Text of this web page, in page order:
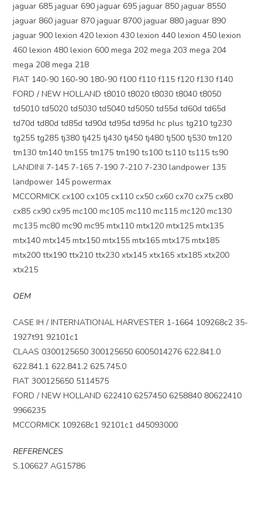
jaguar 685 jaguar 690 jaguar 695 jaguar 850 jaguar 8550
jaguar 860 jaguar 870 jaguar 8700 jaguar 880 jaguar 890
jaguar 900 lexion 420 lexion 430 lexion 440 lexion 450 lexion
460 lexion 480 lexion 600 mega 202 mega 203 mega 204
mega 208 mega 218
FIAT 140-90 160-90 180-90 f100 f110 f115 f120 f130 f140
FORD / NEW HOLLAND t8010 t8020 t8030 t8040 t8050
td5010 td5020 td5030 td5040 td5050 td55d td60d td65d
td70d td80d td85d td90d td95d td95d hc plus tg210 tg230
tg255 tg285 tj380 tj425 tj430 tj450 tj480 tj500 tj530 tm120
tm130 tm140 tm155 tm175 tm190 ts100 ts110 ts115 ts90
LANDINI 7-145 7-165 7-190 7-210 7-230 landpower 135
landpower 145 powermax
MCCORMICK cx100 cx105 cx110 cx50 cx60 cx70 cx75 cx80
cx85 cx90 cx95 mc100 mc105 mc110 mc115 mc120 mc130
mc135 mc80 mc90 mc95 mtx110 mtx120 mtx125 mtx135
mtx140 mtx145 mtx150 mtx155 mtx165 mtx175 mtx185
mtx200 ttx190 ttx210 ttx230 xtx145 xtx165 xtx185 xtx200
xtx215
OEM
CASE IH / INTERNATIONAL HARVESTER 1-1664 109268c2 35-
1927t91 92101c1
CLAAS 0300125650 300125650 6005014276 622.841.0
622.841.1 622.841.2 625.745.0
FIAT 300125650 5114575
FORD / NEW HOLLAND 622410 6257450 6258840 80622410
9966235
MCCORMICK 109268c1 92101c1 d45093000
REFERENCES
S.106627 AG15786